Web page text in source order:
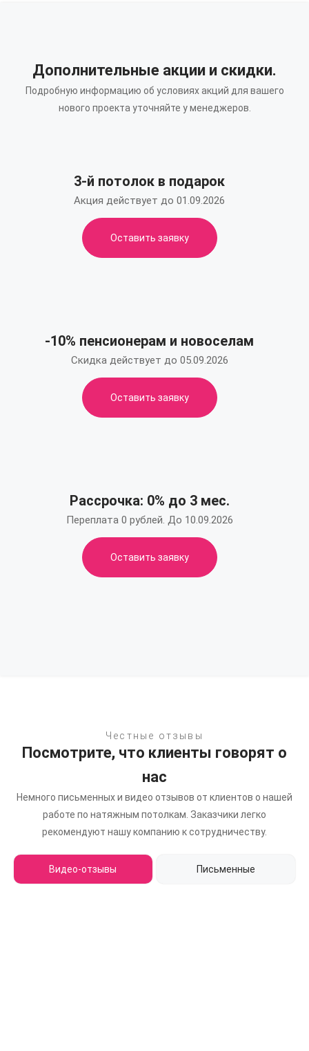
Дополнительные акции и скидки.
Подробную информацию об условиях акций для вашего
нового проекта уточняйте у менеджеров.
3-й потолок в подарок
Акция действует до 01.09.2026
Оставить заявку
-10% пенсионерам и новоселам
Скидка действует до 05.09.2026
Оставить заявку
Рассрочка: 0% до 3 мес.
Переплата 0 рублей. До 10.09.2026
Оставить заявку
Честные отзывы
Посмотрите, что клиенты говорят о
нас
Немного письменных и видео отзывов от клиентов о нашей
работе по натяжным потолкам. Заказчики легко
рекомендуют нашу компанию к сотрудничеству.
Видео-отзывы Письменные